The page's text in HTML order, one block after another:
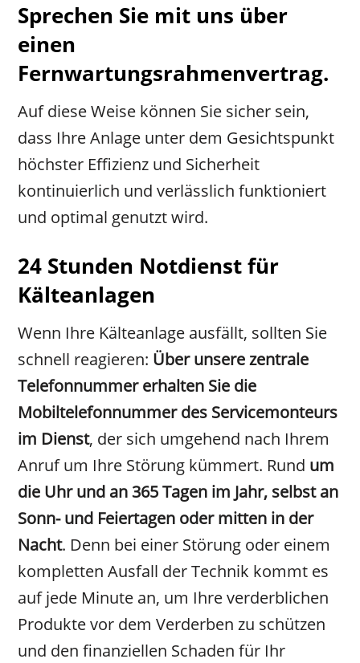
Sprechen Sie mit uns über
einen
Fernwartungsrahmenvertrag.
Auf diese Weise können Sie sicher sein,
dass Ihre Anlage unter dem Gesichtspunkt
höchster Effizienz und Sicherheit
kontinuierlich und verlässlich funktioniert
und optimal genutzt wird.
24 Stunden Notdienst für
Kälteanlagen
Wenn Ihre Kälteanlage ausfällt, sollten Sie
schnell reagieren: Über unsere zentrale
Telefonnummer erhalten Sie die
Mobiltelefonnummer des Servicemonteurs
im Dienst, der sich umgehend nach Ihrem
Anruf um Ihre Störung kümmert. Rund um
die Uhr und an 365 Tagen im Jahr, selbst an
Sonn- und Feiertagen oder mitten in der
Nacht. Denn bei einer Störung oder einem
kompletten Ausfall der Technik kommt es
auf jede Minute an, um Ihre verderblichen
Produkte vor dem Verderben zu schützen
und den finanziellen Schaden für Ihr